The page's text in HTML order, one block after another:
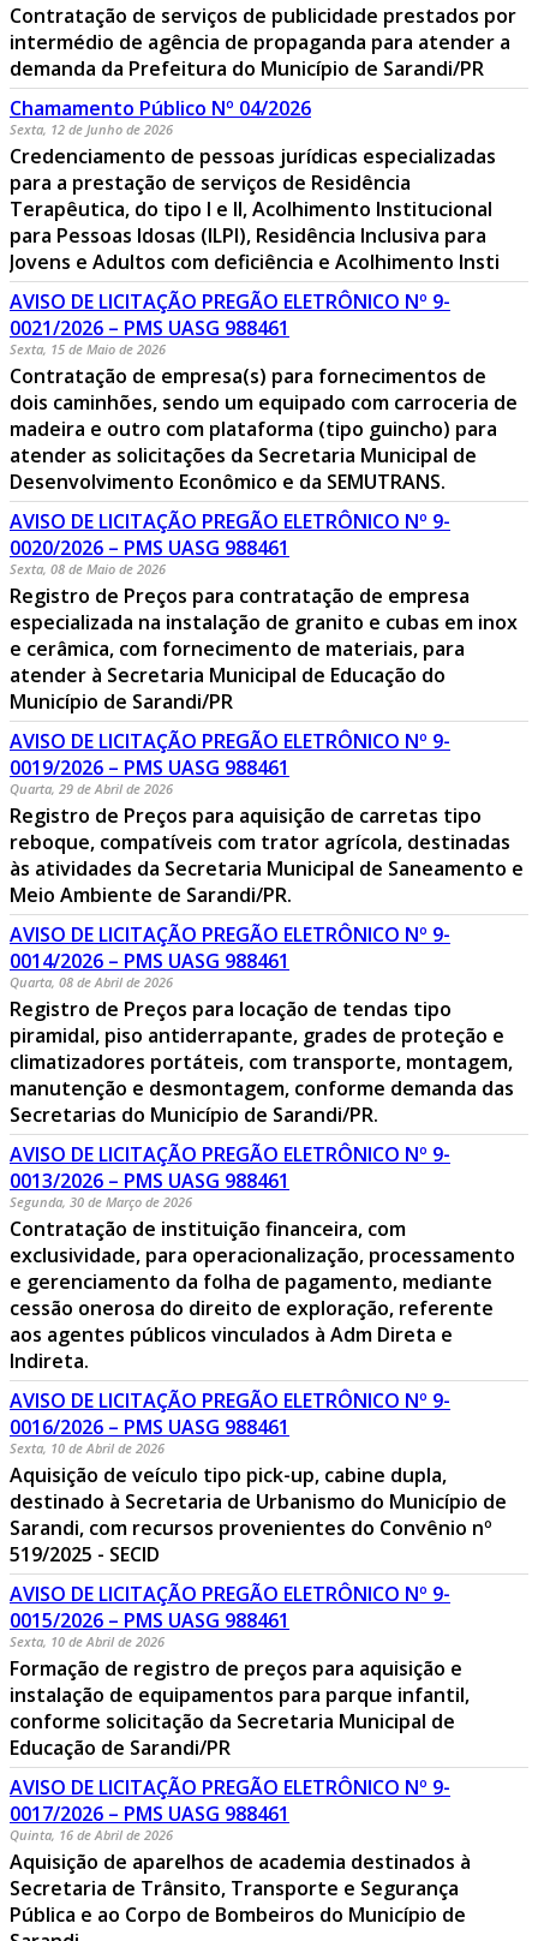
Contratação de serviços de publicidade prestados por
intermédio de agência de propaganda para atender a
demanda da Prefeitura do Município de Sarandi/PR
Chamamento Público Nº 04/2026
Sexta, 12 de Junho de 2026
Credenciamento de pessoas jurídicas especializadas
para a prestação de serviços de Residência
Terapêutica, do tipo I e II, Acolhimento Institucional
para Pessoas Idosas (ILPI), Residência Inclusiva para
Jovens e Adultos com deficiência e Acolhimento Insti
AVISO DE LICITAÇÃO PREGÃO ELETRÔNICO Nº 9-
0021/2026 – PMS UASG 988461
Sexta, 15 de Maio de 2026
Contratação de empresa(s) para fornecimentos de
dois caminhões, sendo um equipado com carroceria de
madeira e outro com plataforma (tipo guincho) para
atender as solicitações da Secretaria Municipal de
Desenvolvimento Econômico e da SEMUTRANS.
AVISO DE LICITAÇÃO PREGÃO ELETRÔNICO Nº 9-
0020/2026 – PMS UASG 988461
Sexta, 08 de Maio de 2026
Registro de Preços para contratação de empresa
especializada na instalação de granito e cubas em inox
e cerâmica, com fornecimento de materiais, para
atender à Secretaria Municipal de Educação do
Município de Sarandi/PR
AVISO DE LICITAÇÃO PREGÃO ELETRÔNICO Nº 9-
0019/2026 – PMS UASG 988461
Quarta, 29 de Abril de 2026
Registro de Preços para aquisição de carretas tipo
reboque, compatíveis com trator agrícola, destinadas
às atividades da Secretaria Municipal de Saneamento e
Meio Ambiente de Sarandi/PR.
AVISO DE LICITAÇÃO PREGÃO ELETRÔNICO Nº 9-
0014/2026 – PMS UASG 988461
Quarta, 08 de Abril de 2026
Registro de Preços para locação de tendas tipo
piramidal, piso antiderrapante, grades de proteção e
climatizadores portáteis, com transporte, montagem,
manutenção e desmontagem, conforme demanda das
Secretarias do Município de Sarandi/PR.
AVISO DE LICITAÇÃO PREGÃO ELETRÔNICO Nº 9-
0013/2026 – PMS UASG 988461
Segunda, 30 de Março de 2026
Contratação de instituição financeira, com
exclusividade, para operacionalização, processamento
e gerenciamento da folha de pagamento, mediante
cessão onerosa do direito de exploração, referente
aos agentes públicos vinculados à Adm Direta e
Indireta.
AVISO DE LICITAÇÃO PREGÃO ELETRÔNICO Nº 9-
0016/2026 – PMS UASG 988461
Sexta, 10 de Abril de 2026
Aquisição de veículo tipo pick-up, cabine dupla,
destinado à Secretaria de Urbanismo do Município de
Sarandi, com recursos provenientes do Convênio nº
519/2025 - SECID
AVISO DE LICITAÇÃO PREGÃO ELETRÔNICO Nº 9-
0015/2026 – PMS UASG 988461
Sexta, 10 de Abril de 2026
Formação de registro de preços para aquisição e
instalação de equipamentos para parque infantil,
conforme solicitação da Secretaria Municipal de
Educação de Sarandi/PR
AVISO DE LICITAÇÃO PREGÃO ELETRÔNICO Nº 9-
0017/2026 – PMS UASG 988461
Quinta, 16 de Abril de 2026
Aquisição de aparelhos de academia destinados à
Secretaria de Trânsito, Transporte e Segurança
Pública e ao Corpo de Bombeiros do Município de